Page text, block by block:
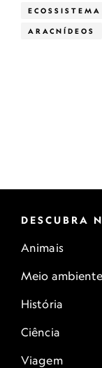
ECOSSISTEMA
ARACNÍDEOS
DESCUBRA
Animais
Meio ambiente
História
Ciência
Viagem